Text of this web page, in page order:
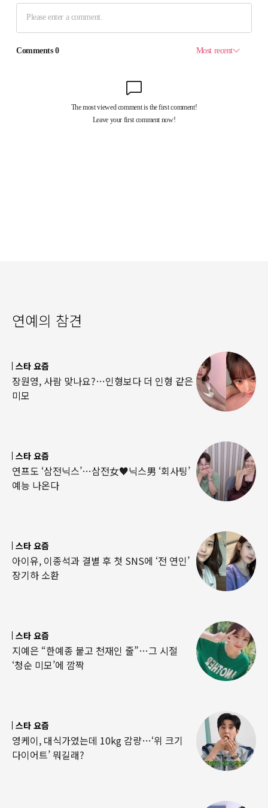
연예의 참견
스타 요즘
장원영, 사람 맞나요?…인형보다 더 인형 같은
미모
스타 요즘
연프도 ‘삼전닉스’…삼전女♥닉스男 ‘회사팅’
예능 나온다
스타 요즘
아이유, 이종석과 결별 후 첫 SNS에 ‘전 연인’
장기하 소환
스타 요즘
지예은 “한예종 붙고 천재인 줄”…그 시절
‘청순 미모’에 깜짝
스타 요즘
영케이, 대식가였는데 10kg 감량…‘위 크기
다이어트’ 뭐길래?